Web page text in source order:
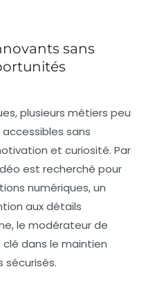
sans
plusieurs métiers peu
sans
et curiosité. Par
est recherché pour
numériques, un
aux détails
le modérateur de
dans le maintien
sécurisés.